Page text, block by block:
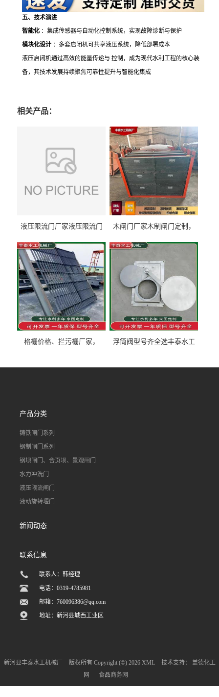
五、技术演进
智能化 ：集成传感器与自动化控制系统，实现故障诊断与保护
模块化设计 ：多套启闭机可共享液压系统，降低部署成本
液压启闭机通过高效的能量传递与 控制，成为现代水利工程的核心装
备，其技术发展持续聚焦可靠性提升与智能化集成
相关产品：
液压限流门厂家液压限流门
泰制造
木闸门厂家木制闸门定制，
型号齐全
格栅价格、拦污栅厂家，
浮筒阀型号齐全选丰泰水工
道水库电站污水处理钢制闸
产品分类
铸铁闸门系列
钢制闸门系列
钢坝闸门、合页坝、景观闸门
水力冲洗门
液压限流闸门
液动旋转堰门
新闻动态
联系信息
联系人：韩经理
电话：0319-4785981
邮箱：760096386@qq.com
地址：新河县城西工业区
新河县丰泰水工机械厂 版权所有 Copyright (©) 2026 XML 技术支持：
盖德化工
网
食品商务网